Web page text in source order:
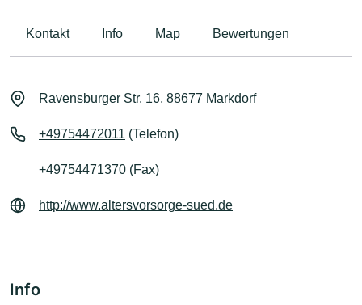
Kontakt Info Map Bewertungen
Ravensburger Str. 16, 88677 Markdorf
+49754472011 (Telefon)
+49754471370 (Fax)
http://www.altersvorsorge-sued.de
Info